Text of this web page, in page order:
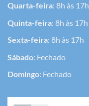
Quarta-feira: 8h às 17h
Quinta-feira: 8h às 17h
Sexta-feira: 8h às 17h
Sábado: Fechado
Domingo: Fechado